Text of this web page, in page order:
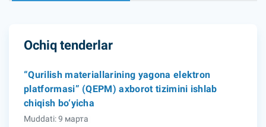
Ochiq tenderlar
“Qurilish materiallarining yagona elektron
platformasi” (QEPM) axborot tizimini ishlab
chiqish bo‘yicha
Muddati: 9 марта